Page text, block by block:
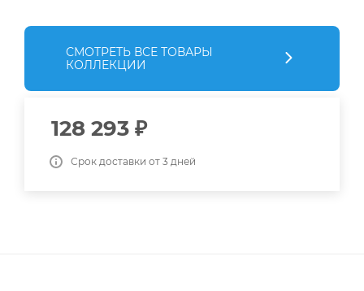
СМОТРЕТЬ ВСЕ ТОВАРЫ
КОЛЛЕКЦИИ
128 293 ₽
Срок доставки от 3 дней